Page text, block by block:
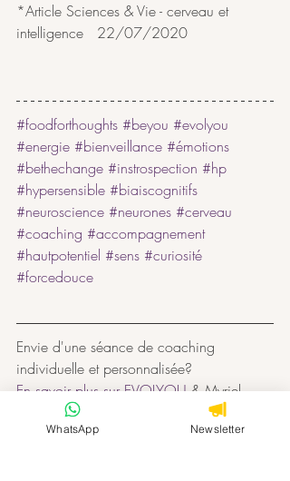
*Article Sciences & Vie - cerveau et
intelligence   22/07/2020
#foodforthoughts #beyou #evolyou
#energie #bienveillance #émotions
#bethechange #instrospection #hp
#hypersensible #biaiscognitifs
#neuroscience #neurones #cerveau
#coaching #accompagnement
#hautpotentiel #sens #curiosité
#forcedouce
Envie d'une séance de coaching
individuelle et personnalisée?
En savoir plus sur EVOLYOU & Myriel
WhatsApp Newsletter